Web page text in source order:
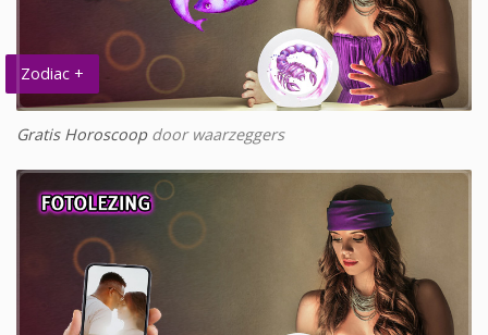
Zodiac +
Gratis Horoscoopdoor waarzeggers